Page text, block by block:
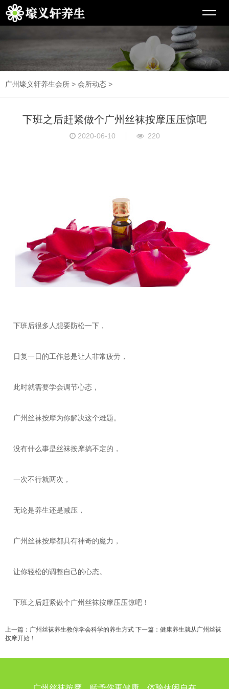
广州壕义轩养生会所 > 会所动态 >
下班之后赶紧做个广州丝袜按摩压压惊吧
2020-06-10 220
下班后很多人想要防松一下，
日复一日的工作总是让人非常疲劳，
此时就需要学会调节心态，
广州丝袜按摩为你解决这个难题。
没有什么事是丝袜按摩搞不定的，
一次不行就两次，
无论是养生还是减压，
广州丝袜按摩都具有神奇的魔力，
让你轻松的调整自己的心态。
下班之后赶紧做个广州丝袜按摩压压惊吧！
上一篇： 广州丝袜养生教你学会科学的养生方式 下一篇： 健康养生就从广州丝袜
按摩开始！